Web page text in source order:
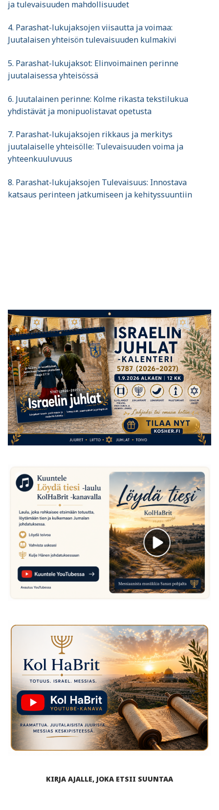
ja tulevaisuuden mahdollisuudet
4. Parashat-lukujaksojen viisautta ja voimaa:
Juutalaisen yhteisön tulevaisuuden kulmakivi
5. Parashat-lukujaksot: Elinvoimainen perinne
juutalaisessa yhteisössä
6. Juutalainen perinne: Kolme rikasta tekstilukua
yhdistävät ja monipuolistavat opetusta
7. Parashat-lukujaksojen rikkaus ja merkitys
juutalaiselle yhteisölle: Tulevaisuuden voima ja
yhteenkuuluvuus
8. Parashat-lukujaksojen Tulevaisuus: Innostava
katsaus perinteen jatkumiseen ja kehityssuuntiin
KIRJA AJALLE, JOKA ETSII SUUNTAA